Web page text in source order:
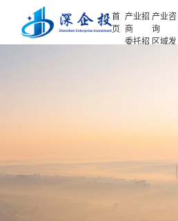
首
页
产业招
商
委托招
产业咨
询
区域发
专题研
究
新闻中心